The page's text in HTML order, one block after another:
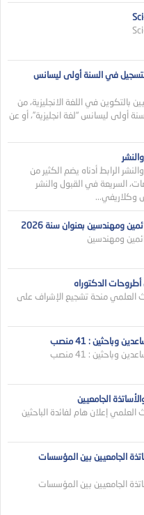
في السنة أولى ليسانس
بالتكوين في اللغة الانجليزية، من
أولى ليسانس “لغة انجليزية”، أو عن
الرابط أدناه يضم الكثير من
السريعة في القبول والنشر
وكلاريفي...
ومهندسين بعنوان سنة 2026
ومهندسين
الدكتوراه
العلمي منحة تشجيع الإشراف على
وباحثين : 41 منصب
وباحثين : 41 منصب
الجامعيين
العلمي إعلان هام لفائدة الباحثين
الجامعيين بين المؤسسات
الجامعيين بين المؤسسات